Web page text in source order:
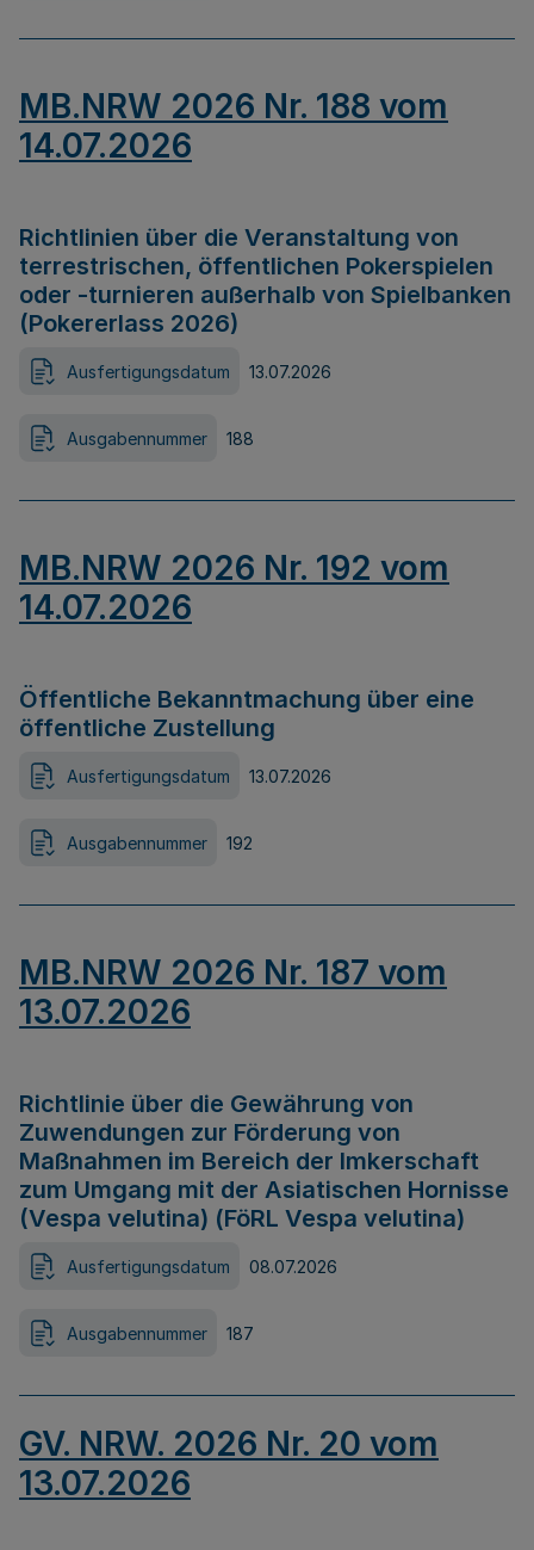
MB.NRW 2026 Nr. 188 vom
14.07.2026
Richtlinien über die Veranstaltung von
terrestrischen, öffentlichen Pokerspielen
oder -turnieren außerhalb von Spielbanken
(Pokererlass 2026)
Ausfertigungsdatum 13.07.2026
Ausgabennummer 188
MB.NRW 2026 Nr. 192 vom
14.07.2026
Öffentliche Bekanntmachung über eine
öffentliche Zustellung
Ausfertigungsdatum 13.07.2026
Ausgabennummer 192
MB.NRW 2026 Nr. 187 vom
13.07.2026
Richtlinie über die Gewährung von
Zuwendungen zur Förderung von
Maßnahmen im Bereich der Imkerschaft
zum Umgang mit der Asiatischen Hornisse
(Vespa velutina) (FöRL Vespa velutina)
Ausfertigungsdatum 08.07.2026
Ausgabennummer 187
GV. NRW. 2026 Nr. 20 vom
13.07.2026